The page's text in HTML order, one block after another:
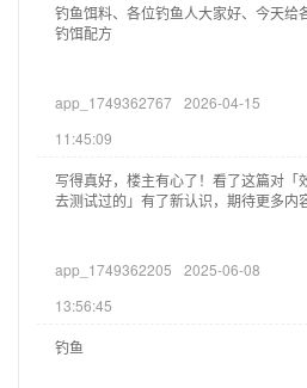
钓鱼饵料、各位钓鱼人大家好、今天给
钓饵配方
app_1749362767 2026-04-15
11:45:09
写得真好，楼主有心了！看了这篇对「
去测试过的」有了新认识，期待更多内
app_1749362205
2025-06-08
13:56:45
钓鱼